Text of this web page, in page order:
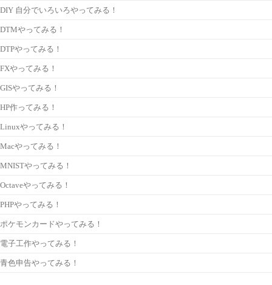
DIY 自分でいろいろやってみる！
DTMやってみる！
DTPやってみる！
FXやってみる！
GISやってみる！
HP作ってみる！
Linuxやってみる！
Macやってみる！
MNISTやってみる！
Octaveやってみる！
PHPやってみる！
ポケモンカードやってみる！
電子工作やってみる！
青色申告やってみる！